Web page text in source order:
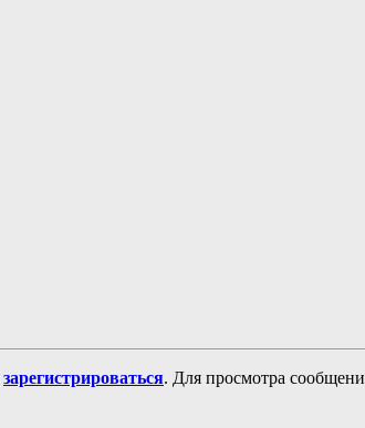
зарегистрироваться. Для просмотра